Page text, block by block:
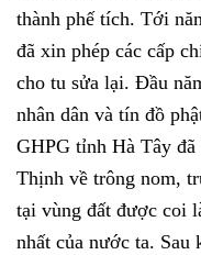
thành phế tích. Tới
đã xin phép các cấp
cho tu sửa lại. Đầu
nhân dân và tín đồ
GHPG tỉnh Hà Tây
Thịnh về trông nom,
tại vùng đất được coi
nhất của nước ta.